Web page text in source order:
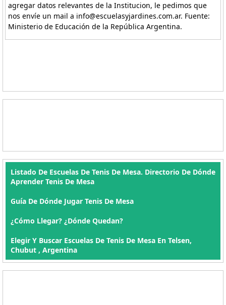
agregar datos relevantes de la Institucion, le pedimos que
nos envíe un mail a info@escuelasyjardines.com.ar. Fuente:
Ministerio de Educación de la República Argentina.
Listado De Escuelas De Tenis De Mesa. Directorio De Dónde
Aprender Tenis De Mesa
Guía De Dónde Jugar Tenis De Mesa
¿Cómo Llegar? ¿Dónde Quedan?
Elegir Y Buscar Escuelas De Tenis De Mesa En Telsen,
Chubut , Argentina